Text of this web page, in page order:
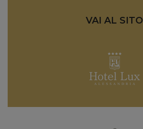
VAI AL SITO